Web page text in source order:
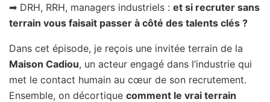
➡ DRH, RRH, managers industriels : et si recruter sans
terrain vous faisait passer à côté des talents clés ?
Dans cet épisode, je reçois une invitée terrain de la
Maison Cadiou, un acteur engagé dans l’industrie qui
met le contact humain au cœur de son recrutement.
Ensemble, on décortique comment le vrai terrain